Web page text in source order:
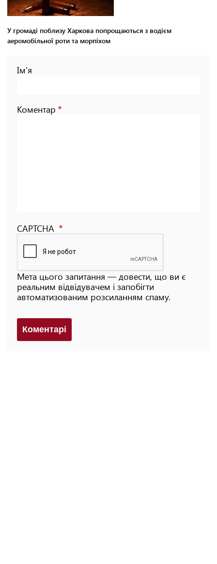
У громаді поблизу Харкова попрощаються з водієм
аеромобільної роти та морпіхом
Ім'я
Коментар
CAPTCHA
Мета цього запитання — довести, що ви є
реальним відвідувачем і запобігти
автоматизованим розсиланням спаму.
Коментарi